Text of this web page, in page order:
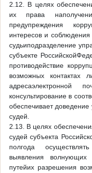
2.12. В целях
их права
предупреждения
интересов и
судьиподразделение
субъекте
противодействие
возможных контактах
адресаэлектронной
консультирование в
обеспечивает
судей.
2.13. В целях
судей субъекта
полгода
выявления волнующих
путейих разрешения